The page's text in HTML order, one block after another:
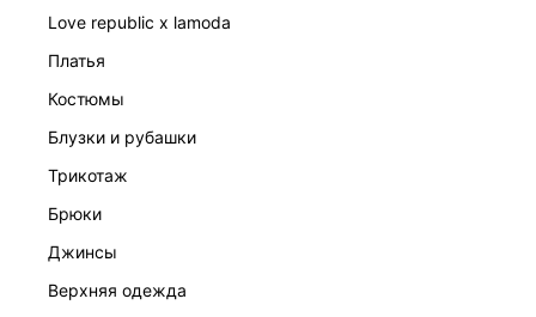
love republic x lamoda
платья
костюмы
блузки и рубашки
трикотаж
брюки
джинсы
верхняя одежда